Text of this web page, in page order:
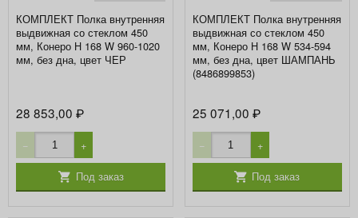
КОМПЛЕКТ Полка внутренняя
выдвижная со стеклом 450
мм, Конеро H 168 W 960-1020
мм, без дна, цвет ЧЕР
28 853,00₽
− +
Под заказ
КОМПЛЕКТ Полка внутренняя
выдвижная со стеклом 450
мм, Конеро H 168 W 534-594
мм, без дна, цвет ШАМПАНЬ
(8486899853)
25 071,00 ₽
− +
Под заказ